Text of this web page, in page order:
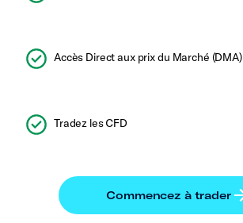
Accès Direct aux prix du Marché (DMA)
Tradez les CFD